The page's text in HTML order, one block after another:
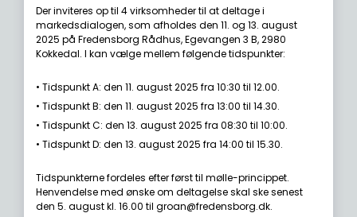
Der inviteres op til 4 virksomheder til at deltage i
markedsdialogen, som afholdes den 11. og 13. august
2025 på Fredensborg Rådhus, Egevangen 3 B, 2980
Kokkedal. I kan vælge mellem følgende tidspunkter:
• Tidspunkt A: den 11. august 2025 fra 10:30 til 12.00.
• Tidspunkt B: den 11. august 2025 fra 13:00 til 14.30.
• Tidspunkt C: den 13. august 2025 fra 08:30 til 10:00.
• Tidspunkt D: den 13. august 2025 fra 14:00 til 15.30.
Tidspunkterne fordeles efter først til mølle-princippet.
Henvendelse med ønske om deltagelse skal ske senest
den 5. august kl. 16.00 til groan@fredensborg.dk.